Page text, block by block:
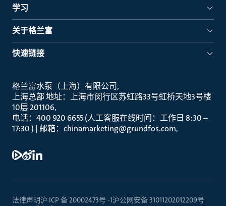
学习
关于格兰富
快速链接
格兰富水泵（上海）有限公司
上海总部 地址：上海市闵行区苏虹路33号虹桥天地3号楼
10层 201106
电话：400 920 6655 (人工客服在线时间：工作日 8:30 –
17:30 ) | 邮箱：chinamarketing@grundfos.com
法律声明沪 ICP 备 20002473号 -1沪公网安备 31011202012209号